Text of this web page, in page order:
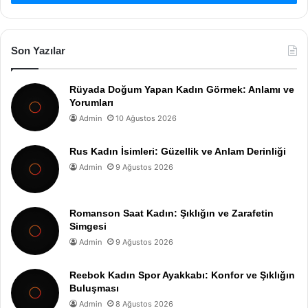
Son Yazılar
Rüyada Doğum Yapan Kadın Görmek: Anlamı ve
Yorumları
Admin 10 Ağustos 2026
Rus Kadın İsimleri: Güzellik ve Anlam Derinliği
Admin 9 Ağustos 2026
Romanson Saat Kadın: Şıklığın ve Zarafetin
Simgesi
Admin 9 Ağustos 2026
Reebok Kadın Spor Ayakkabı: Konfor ve Şıklığın
Buluşması
Admin 8 Ağustos 2026